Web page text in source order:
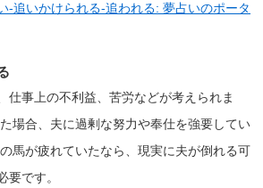
-追いかけられる-追われる: 夢占いのポータ
仕事上の不利益、苦労などが考えられま
場合、夫に過剰な努力や奉仕を強要してい
馬が疲れていたなら、現実に夫が倒れる可
要です。